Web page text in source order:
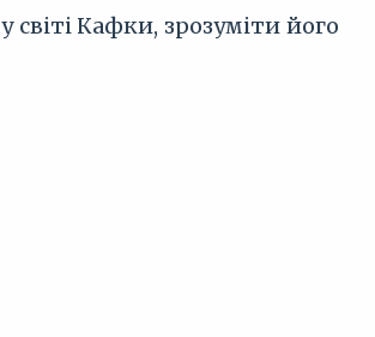
Кафки, зрозуміти його